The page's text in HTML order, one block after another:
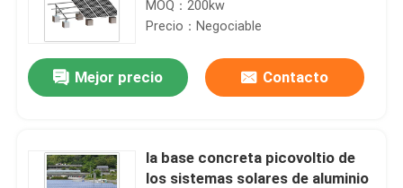
soporte del tornillo
MOQ：200kw
Precio：Negociable
Mejor precio Contacto
la base concreta picovoltio de
los sistemas solares de aluminio